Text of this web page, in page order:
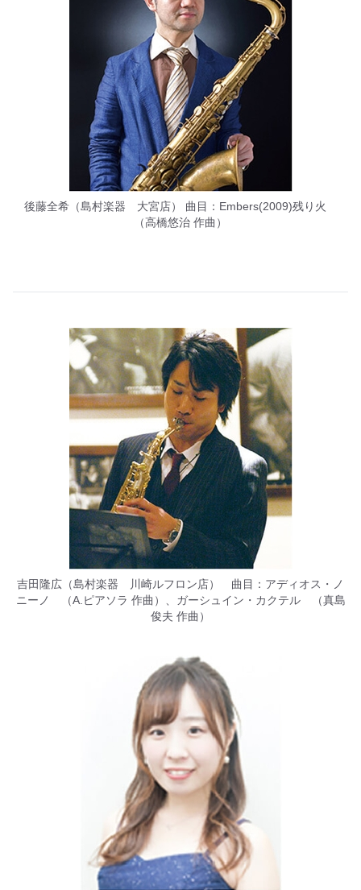
後藤全希（島村楽器 大宮店） 曲目：Embers(2009)残り火
（高橋悠治 作曲）
吉田隆広（島村楽器 川崎ルフロン店） 曲目：アディオス・ノ
ニーノ （A.ピアソラ 作曲）、ガーシュイン・カクテル （真島
俊夫 作曲）